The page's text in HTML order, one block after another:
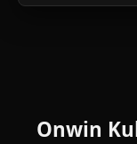
Onwin